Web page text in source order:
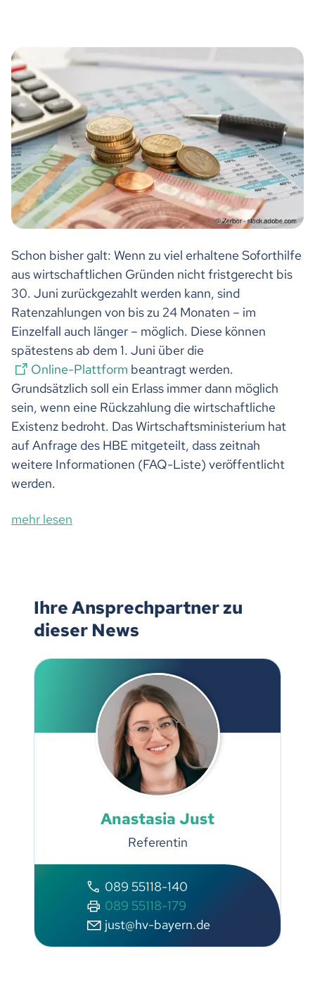
Schon bisher galt: Wenn zu viel erhaltene Soforthilfe
aus wirtschaftlichen Gründen nicht fristgerecht bis
30. Juni zurückgezahlt werden kann, sind
Ratenzahlungen von bis zu 24 Monaten – im
Einzelfall auch länger – möglich. Diese können
spätestens ab dem 1. Juni über die
Online-Plattform beantragt werden.
Grundsätzlich soll ein Erlass immer dann möglich
sein, wenn eine Rückzahlung die wirtschaftliche
Existenz bedroht. Das Wirtschaftsministerium hat
auf Anfrage des HBE mitgeteilt, dass zeitnah
weitere Informationen (FAQ-Liste) veröffentlicht
werden.
mehr lesen
Ihre Ansprechpartner zu
dieser News
Anastasia Just
Referentin
089 55118-140
089 55118-179
just@hv-bayern.de